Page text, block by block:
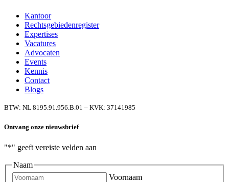
Kantoor
Rechtsgebiedenregister
Expertises
Vacatures
Advocaten
Events
Kennis
Contact
Blogs
BTW: NL 8195.91.956.B.01 – KVK: 37141985
Ontvang onze nieuwsbrief
"*" geeft vereiste velden aan
Naam
Voornaam